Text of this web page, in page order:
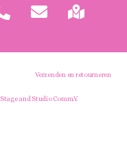
Verzenden en retourneren
Stage and Studio Comm.V.